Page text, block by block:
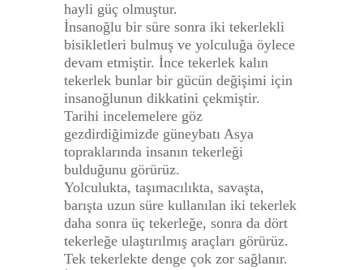
hayli güç olmuştur.
İnsanoğlu bir süre sonra iki tekerlekli
bisikletleri bulmuş ve yolculuğa öylece
devam etmiştir. İnce tekerlek kalın
tekerlek bunlar bir gücün değişimi için
insanoğlunun dikkatini çekmiştir.
Tarihi incelemelere göz
gezdirdiğimizde güneybatı Asya
topraklarında insanın tekerleği
bulduğunu görürüz.
Yolculukta, taşımacılıkta, savaşta,
barışta uzun süre kullanılan iki tekerlek
daha sonra üç tekerleğe, sonra da dört
tekerleğe ulaştırılmış araçları görürüz.
Tek tekerlekte denge çok zor sağlanır.